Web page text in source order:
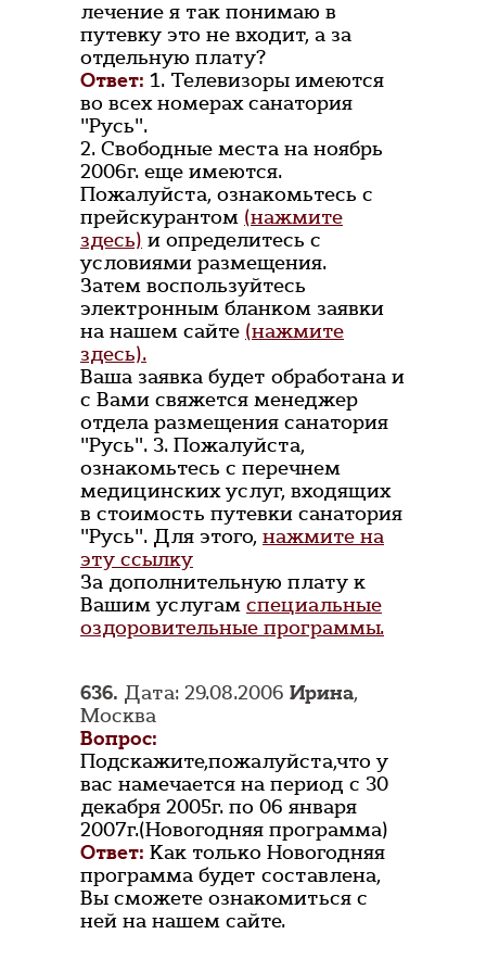
лечение я так понимаю в
путевку это не входит, а за
отдельную плату?
Ответ: 1. Телевизоры имеются
во всех номерах санатория
"Русь".
2. Свободные места на ноябрь
2006г. еще имеются.
Пожалуйста, ознакомьтесь с
прейскурантом (нажмите
здесь) и определитесь с
условиями размещения.
Затем воспользуйтесь
электронным бланком заявки
на нашем сайте (нажмите
здесь).
Ваша заявка будет обработана и
с Вами свяжется менеджер
отдела размещения санатория
"Русь". 3. Пожалуйста,
ознакомьтесь с перечнем
медицинских услуг, входящих
в стоимость путевки санатория
"Русь". Для этого, нажмите на
эту ссылку
За дополнительную плату к
Вашим услугам специальные
оздоровительные программы.
636. Дата: 29.08.2006 Ирина,
Москва
Вопрос:
Подскажите,пожалуйста,что у
вас намечается на период с 30
декабря 2005г. по 06 января
2007г.(Новогодняя программа)
Ответ: Как только Новогодняя
программа будет составлена,
Вы сможете ознакомиться с
ней на нашем сайте.